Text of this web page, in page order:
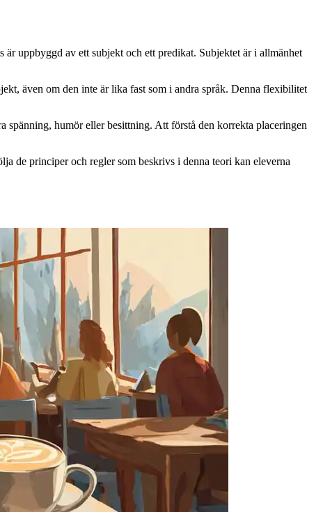
uppbyggd av ett subjekt och ett predikat. Subjektet är i allmänhet
även om den inte är lika fast som i andra språk. Denna flexibilitet
spänning, humör eller besittning. Att förstå den korrekta placeringen
de principer och regler som beskrivs i denna teori kan eleverna